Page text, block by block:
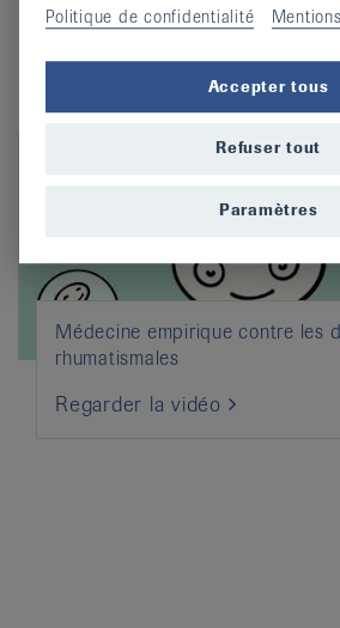
Regarder la vidéo
Médecine empirique contre les
rhumatismales
Regarder la vidéo
Politique de confidentialité
Accepter tous
Refuser tout
Paramètres